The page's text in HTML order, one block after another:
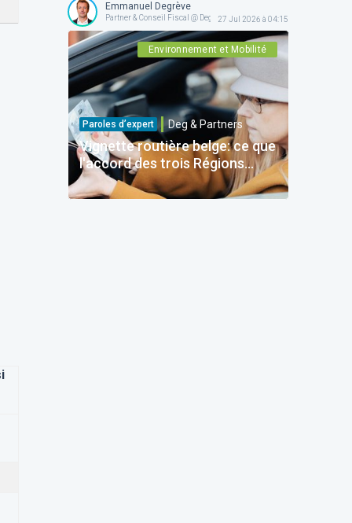
Emmanuel Degrève
Partner & Conseil Fiscal @ Deg & Partners27 Jul 2026 à 04:15
Environnement et Mobilité
Paroles d’expert Deg & Partners
Vignette routière belge: ce que
l'accord des trois Régions
change pour vous